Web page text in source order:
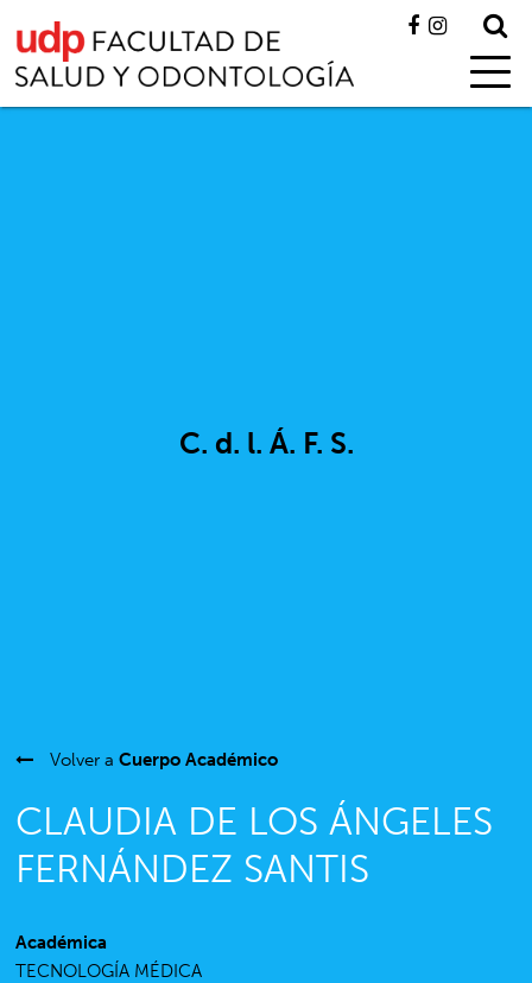
C. d. l. Á. F. S.
Volver aCuerpo Académico
CLAUDIA DE LOS ÁNGELES
FERNÁNDEZ SANTIS
Académica
TECNOLOGÍA MÉDICA